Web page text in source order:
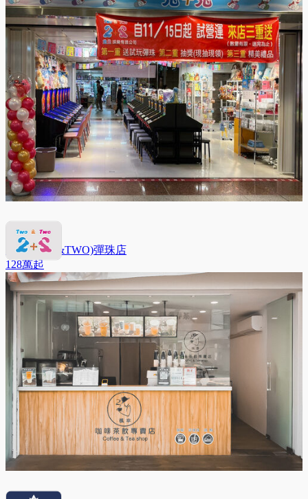
兔兔(TWO&TWO)彈珠店
128萬起